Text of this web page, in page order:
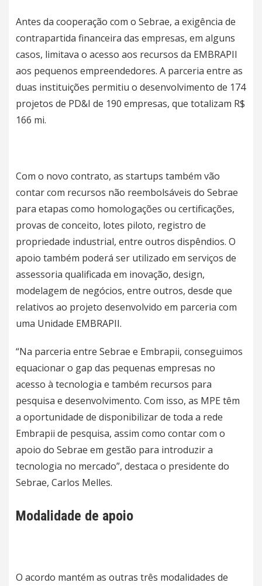
Antes da cooperação com o Sebrae, a exigência de
contrapartida financeira das empresas, em alguns
casos, limitava o acesso aos recursos da EMBRAPII
aos pequenos empreendedores. A parceria entre as
duas instituições permitiu o desenvolvimento de 174
projetos de PD&I de 190 empresas, que totalizam R$
166 mi.
Com o novo contrato, as startups também vão
contar com recursos não reembolsáveis do Sebrae
para etapas como homologações ou certificações,
provas de conceito, lotes piloto, registro de
propriedade industrial, entre outros dispêndios. O
apoio também poderá ser utilizado em serviços de
assessoria qualificada em inovação, design,
modelagem de negócios, entre outros, desde que
relativos ao projeto desenvolvido em parceria com
uma Unidade EMBRAPII.
“Na parceria entre Sebrae e Embrapii, conseguimos
equacionar o gap das pequenas empresas no
acesso à tecnologia e também recursos para
pesquisa e desenvolvimento. Com isso, as MPE têm
a oportunidade de disponibilizar de toda a rede
Embrapii de pesquisa, assim como contar com o
apoio do Sebrae em gestão para introduzir a
tecnologia no mercado”, destaca o presidente do
Sebrae, Carlos Melles.
Modalidade de apoio
O acordo mantém as outras três modalidades de